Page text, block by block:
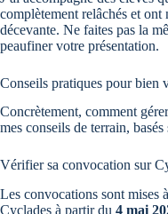
complètement relâchés et
décevante. Ne faites pas la
peaufiner votre présentation.
Conseils pratiques pour bien
Concrètement, comment
mes conseils de terrain,
Vérifier sa convocation sur
Les convocations sont mises
Cyclades à partir du 4 mai